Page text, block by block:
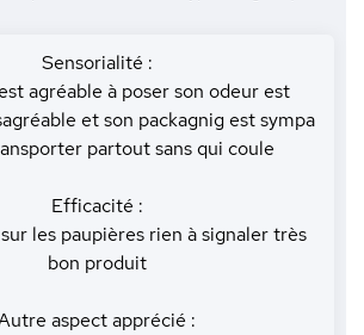
Sensorialité :
agréable à poser son odeur est
et son packagnig est sympa
partout sans qui coule
Efficacité :
les paupières rien à signaler très
bon produit
aspect apprécié :